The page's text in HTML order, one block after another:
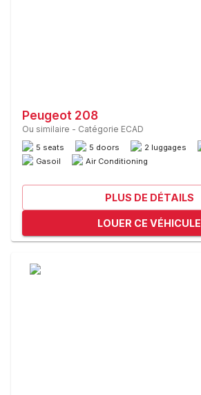
Peugeot 208
Ou similaire - Catégorie ECAD
5 seats 5 doors 2 luggages
Gasoil
Air Conditioning
PLUS DE DÉTAILS
LOUER CE VÉHICULE